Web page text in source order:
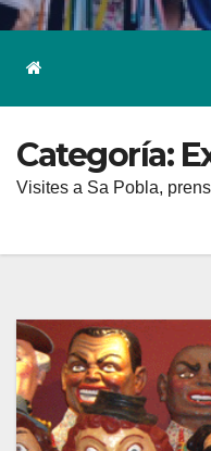
Categoría:
Visites a Sa Pobla,